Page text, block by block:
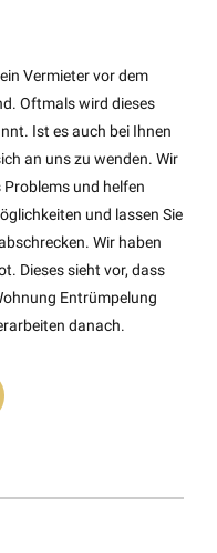
Vermieter vor dem
Oftmals wird dieses
Ist es auch bei Ihnen
an uns zu wenden. Wir
und helfen
und lassen Sie
Wir haben
Dieses sieht vor, dass
Entrümpelung
danach.